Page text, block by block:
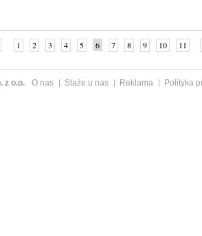
1 2 3 4 5 6 7 8 9 10 11
z o.o. O nas Staże u nas Reklama
Polityka